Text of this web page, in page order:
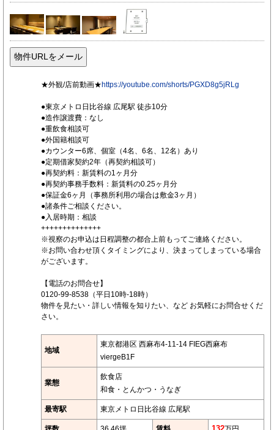
★外観/店前動画★https://youtube.com/shorts/PGXD8g5jRLg
●東京メトロ日比谷線 広尾駅 徒歩10分
●造作譲渡費：なし
●重飲食相談可
●外国籍相談可
●カウンター6席、個室（4名、6名、12名）あり
●定期借家契約2年（再契約相談可）
●再契約料：新賃料の1ヶ月分
●再契約事務手数料：新賃料の0.25ヶ月分
●保証金6ヶ月（事務所利用の場合は敷金3ヶ月）
●諸条件ご相談ください。
●入居時期：相談
++++++++++++++
※視察のお申込は日程調整の都合上前もってご連絡ください。
※お問い合わせ頂くタイミングにより、決まってしまっている場合
がございます。
【電話のお問合せ】
0120-99-8538（平日10時-18時）
物件を見たい・詳しい情報を知りたい、など お気軽にお問合せくだ
さい。
地域
東京都港区 西麻布4-11-14 FIEG西麻布
viergeB1F
業態
飲食店
和食・とんかつ・うなぎ
最寄駅 東京メトロ日比谷線 広尾駅